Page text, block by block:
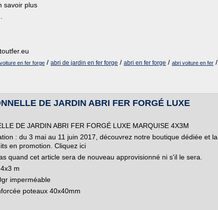
savoir plus
en fer forge / abri de jardin en fer forge / abri en fer forge / abri voiture en fer /
DE JARDIN ABRI FER FORGÉ LUXE
DE JARDIN ABRI FER FORGÉ LUXE MARQUISE 4X3M
: du 3 mai au 11 juin 2017, découvrez notre boutique dédiée et la
en promotion. Cliquez ici
quand cet article sera de nouveau approvisionné ni s'il le sera.
m
imperméable
poteaux 40x40mm